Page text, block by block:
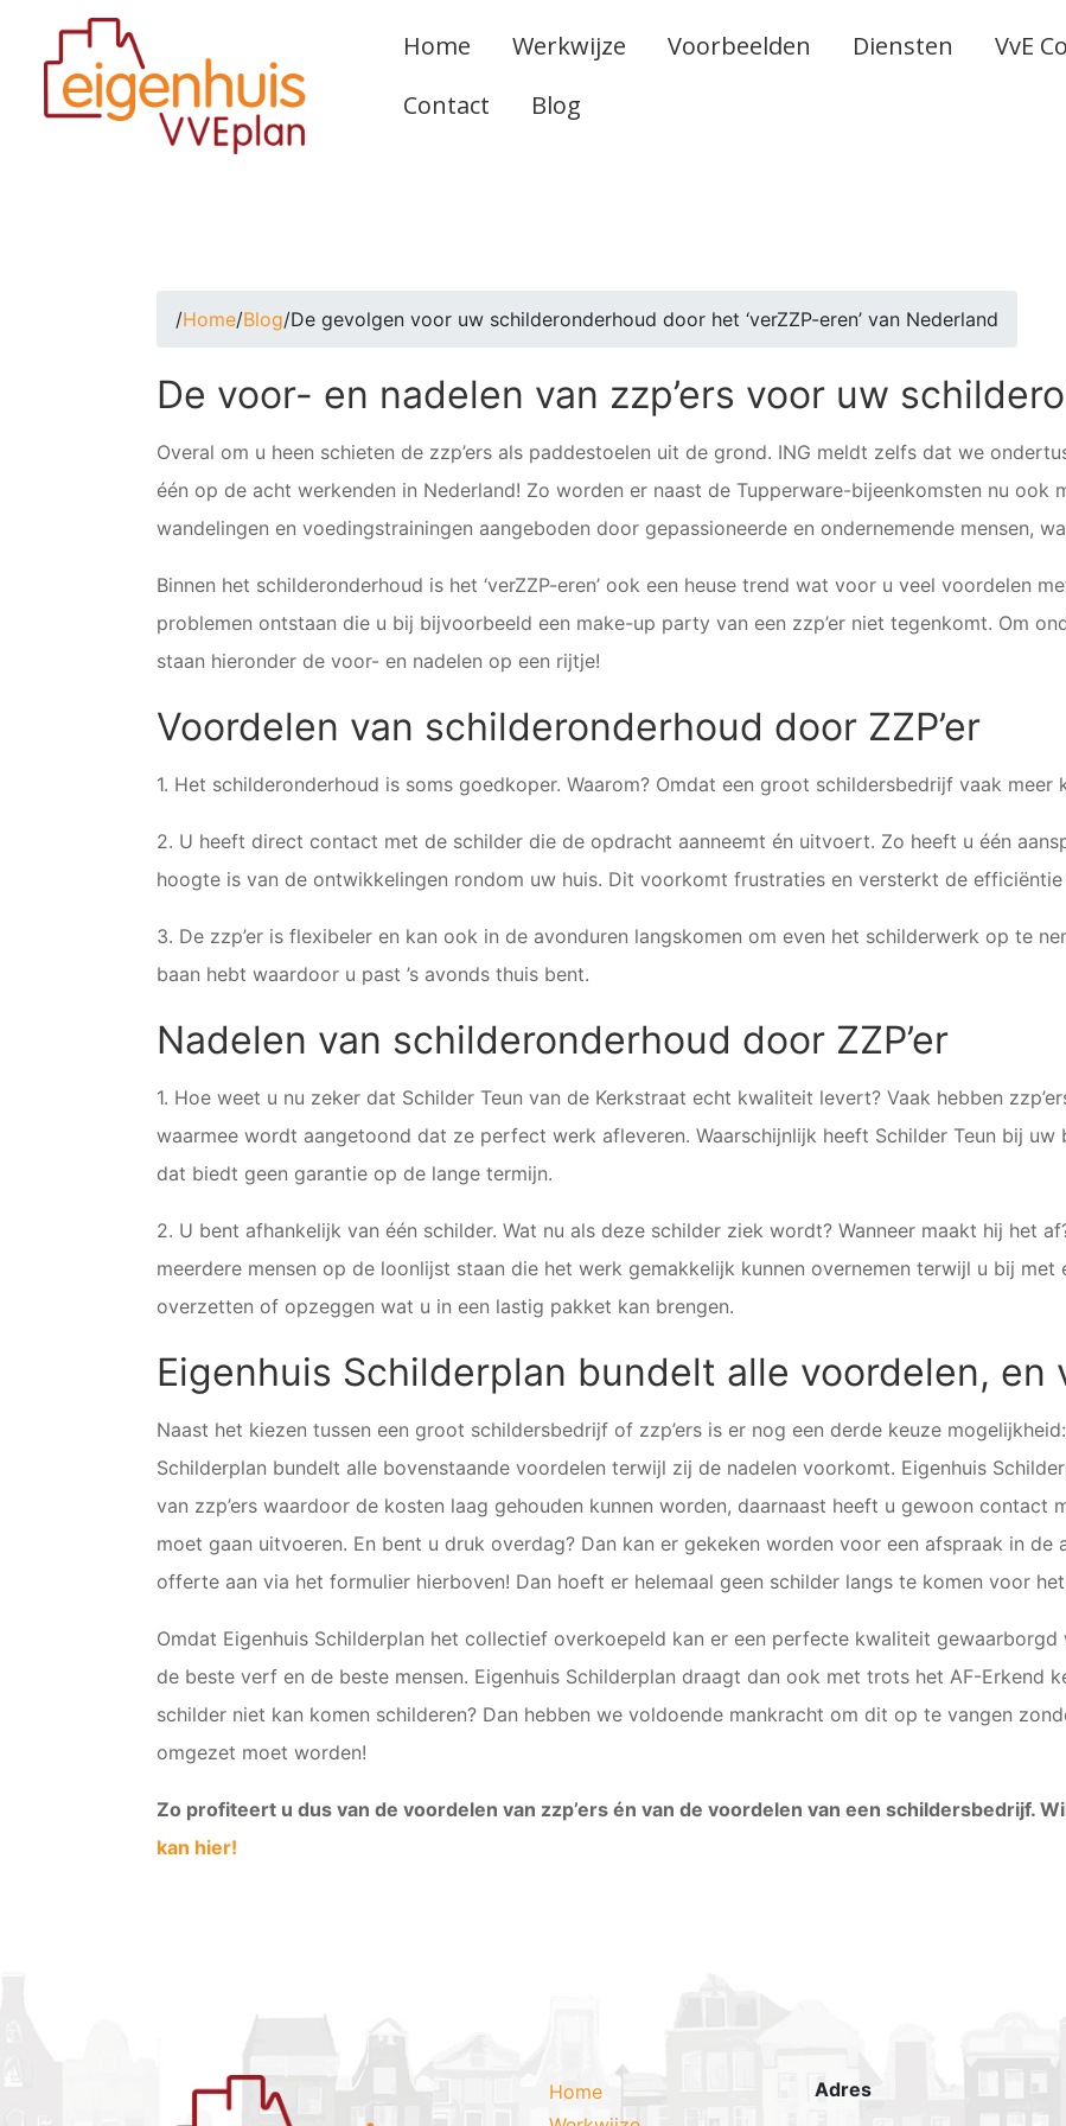
Home Werkwijze Voorbeelden Diensten VvE
Contact
Blog
/Home/Blog/De gevolgen voor uw schilderonderhoud door het ‘verZZP-eren’ van Nederland
De voor- en nadelen van zzp’ers voor uw
Overal om u heen schieten de zzp’ers als paddestoelen uit de grond. ING meldt zelfs dat we
één op de acht werkenden in Nederland! Zo worden er naast de Tupperware-bijeenkomsten nu ook
wandelingen en voedingstrainingen aangeboden door gepassioneerde en ondernemende mensen,
Binnen het schilderonderhoud is het ‘verZZP-eren’ ook een heuse trend wat voor u veel voordelen
problemen ontstaan die u bij bijvoorbeeld een make-up party van een zzp’er niet tegenkomt. Om
staan hieronder de voor- en nadelen op een rijtje!
Voordelen van schilderonderhoud door ZZP’er
1. Het schilderonderhoud is soms goedkoper. Waarom? Omdat een groot schildersbedrijf vaak meer
2. U heeft direct contact met de schilder die de opdracht aanneemt én uitvoert. Zo heeft u één
hoogte is van de ontwikkelingen rondom uw huis. Dit voorkomt frustraties en versterkt de efficiëntie
3. De zzp’er is flexibeler en kan ook in de avonduren langskomen om even het schilderwerk op te
baan hebt waardoor u past ’s avonds thuis bent.
Nadelen van schilderonderhoud door ZZP’er
1. Hoe weet u nu zeker dat Schilder Teun van de Kerkstraat echt kwaliteit levert? Vaak hebben
waarmee wordt aangetoond dat ze perfect werk afleveren. Waarschijnlijk heeft Schilder Teun bij
dat biedt geen garantie op de lange termijn.
2. U bent afhankelijk van één schilder. Wat nu als deze schilder ziek wordt? Wanneer maakt hij het
meerdere mensen op de loonlijst staan die het werk gemakkelijk kunnen overnemen terwijl u bij met
overzetten of opzeggen wat u in een lastig pakket kan brengen.
Eigenhuis Schilderplan bundelt alle voordelen, en
Naast het kiezen tussen een groot schildersbedrijf of zzp’ers is er nog een derde keuze
Schilderplan bundelt alle bovenstaande voordelen terwijl zij de nadelen voorkomt. Eigenhuis
van zzp’ers waardoor de kosten laag gehouden kunnen worden, daarnaast heeft u gewoon contact
moet gaan uitvoeren. En bent u druk overdag? Dan kan er gekeken worden voor een afspraak in de
offerte aan via het formulier hierboven! Dan hoeft er helemaal geen schilder langs te komen voor
Omdat Eigenhuis Schilderplan het collectief overkoepeld kan er een perfecte kwaliteit
de beste verf en de beste mensen. Eigenhuis Schilderplan draagt dan ook met trots het AF-Erkend
schilder niet kan komen schilderen? Dan hebben we voldoende mankracht om dit op te vangen
omgezet moet worden!
Zo profiteert u dus van de voordelen van zzp’ers én van de voordelen van een schildersbedrijf.
kan hier!
Adres
Home